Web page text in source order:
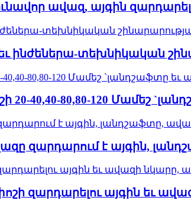
ավազ, այգին
ինժեներա-տեխնիկական
20-40,40-80,80-120 Մամեշ
ավազը զարդարում է այգին,
զարդարելու այգին եւ